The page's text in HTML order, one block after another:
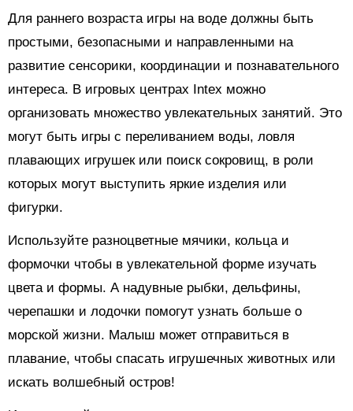
Для раннего возраста игры на воде должны быть
простыми, безопасными и направленными на
развитие сенсорики, координации и познавательного
интереса. В игровых центрах Intex можно
организовать множество увлекательных занятий. Это
могут быть игры с переливанием воды, ловля
плавающих игрушек или поиск сокровищ, в роли
которых могут выступить яркие изделия или
фигурки.
Используйте разноцветные мячики, кольца и
формочки чтобы в увлекательной форме изучать
цвета и формы. А надувные рыбки, дельфины,
черепашки и лодочки помогут узнать больше о
морской жизни. Малыш может отправиться в
плавание, чтобы спасать игрушечных животных или
искать волшебный остров!